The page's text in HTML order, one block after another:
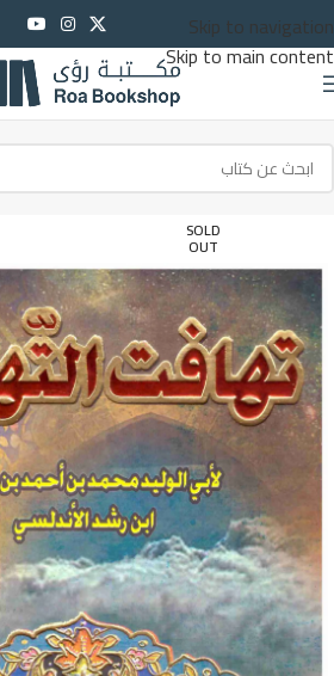
Skip to navigation
Skip to main content
SOLD
OUT